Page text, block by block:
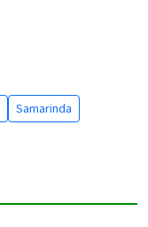
Samarinda